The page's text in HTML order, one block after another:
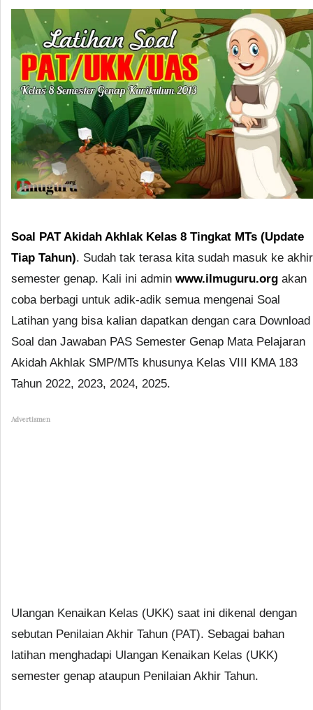
Soal PAT Akidah Akhlak Kelas 8 Tingkat MTs (Update
Tiap Tahun). Sudah tak terasa kita sudah masuk ke akhir
semester genap. Kali ini admin www.ilmuguru.org akan
coba berbagi untuk adik-adik semua mengenai Soal
Latihan yang bisa kalian dapatkan dengan cara Download
Soal dan Jawaban PAS Semester Genap Mata Pelajaran
Akidah Akhlak SMP/MTs khusunya Kelas VIII KMA 183
Tahun 2022, 2023, 2024, 2025.
Advertismen
Ulangan Kenaikan Kelas (UKK) saat ini dikenal dengan
sebutan Penilaian Akhir Tahun (PAT). Sebagai bahan
latihan menghadapi Ulangan Kenaikan Kelas (UKK)
semester genap ataupun Penilaian Akhir Tahun.